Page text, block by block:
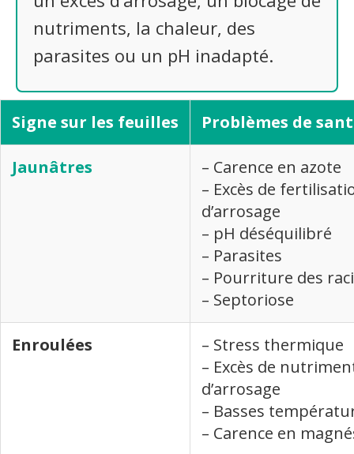
nutriments, la chaleur, des
parasites ou un pH inadapté.
Signe sur les feuilles Problèmes de
Jaunâtres
– Carence en azote
– Excès de
d’arrosage
– pH déséquilibré
– Parasites
– Pourriture des
– Septoriose
Enroulées
– Stress thermique
– Excès de
d’arrosage
– Basses
– Carence en